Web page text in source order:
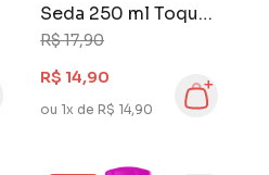
Seda 250 ml Toque
de Seda
R$ 17,90
R$ 14,90
ou 1x de R$ 14,90